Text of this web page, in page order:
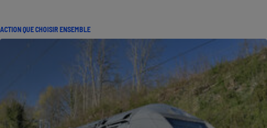
ACTION QUE CHOISIR ENSEMBLE